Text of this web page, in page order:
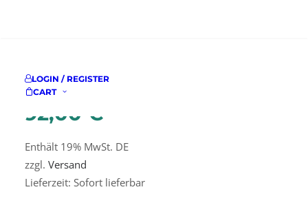
LOGIN / REGISTER
CART
8/9,9PS BigFoot)
92,00 €
Enthält 19% MwSt. DE
zzgl. Versand
Lieferzeit: Sofort lieferbar